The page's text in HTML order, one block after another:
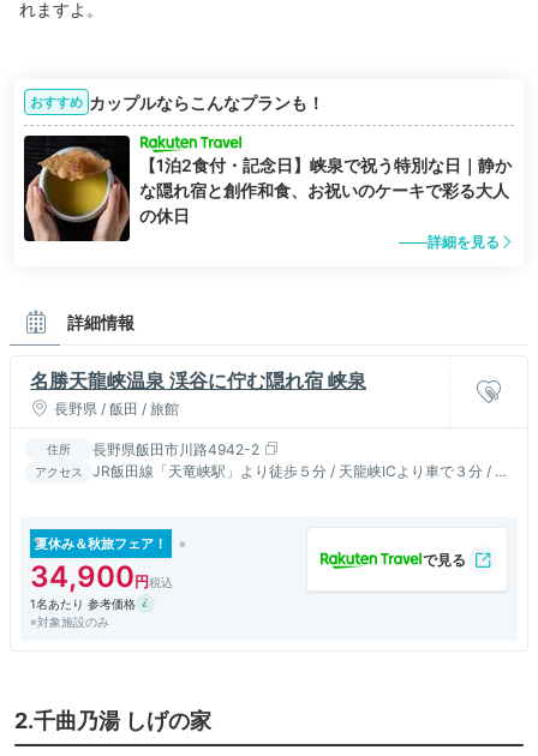
れますよ。
おすすめ カップルならこんなプランも！
【1泊2食付・記念日】峡泉で祝う特別な日｜静か
な隠れ宿と創作和食、お祝いのケーキで彩る大人
の休日
詳細を見る
詳細情報
名勝天龍峡温泉 渓谷に佇む隠れ宿 峡泉
長野県 / 飯田 / 旅館
住所 長野県飯田市川路4942-2
アクセス
JR飯田線「天竜峡駅」より徒歩５分 / 天龍峡ICより車で３分 / 新
夏休み＆秋旅フェア！
34,900
1名あたり 参考価格
※対象施設のみ
2.千曲乃湯 しげの家